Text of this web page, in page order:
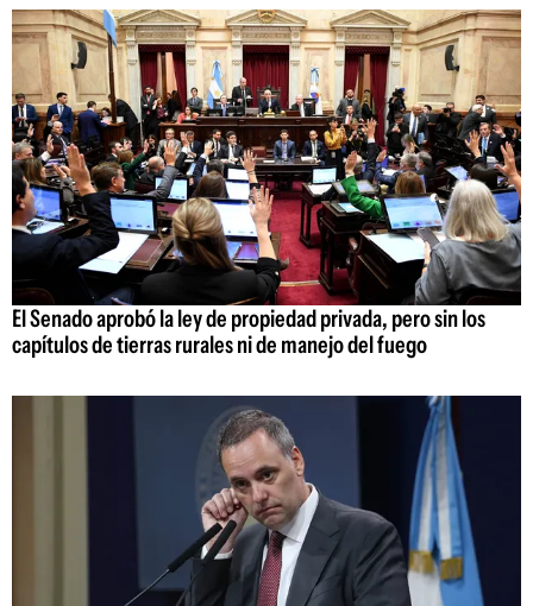
El Senado aprobó la ley de propiedad privada, pero sin los
capítulos de tierras rurales ni de manejo del fuego